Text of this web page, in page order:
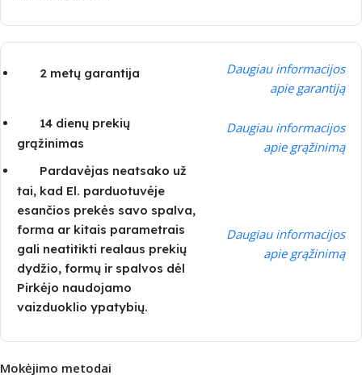
2 metų garantija
Daugiau informacijos
apie garantiją
14 dienų prekių
grąžinimas
Daugiau informacijos
apie grąžinimą
Pardavėjas neatsako už
tai, kad El. parduotuvėje
esančios prekės savo spalva,
forma ar kitais parametrais
gali neatitikti realaus prekių
dydžio, formų ir spalvos dėl
Pirkėjo naudojamo
vaizduoklio ypatybių.
Daugiau informacijos
apie grąžinimą
Mokėjimo metodai